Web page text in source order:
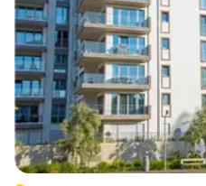
Extérieurs
jardins privatifset
fait une vraie différence
Performance
thermique, factures
patrimoniale. Vise au
d'isolationet des
Mobilités: proximité
dessertes versSophia